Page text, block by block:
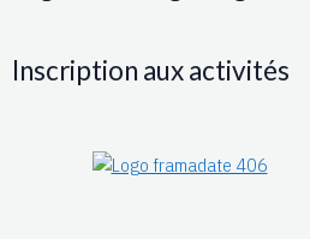
Inscription aux activités